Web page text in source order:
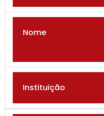
Nome
Instituição